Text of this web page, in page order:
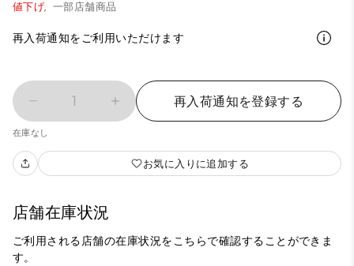
値下げ, 一部店舗商品
再入荷通知をご利用いただけます
1 再入荷通知を登録する
在庫なし
お気に入りに追加する
店舗在庫状況
ご利用される店舗の在庫状況をこちらで確認することができま
す。